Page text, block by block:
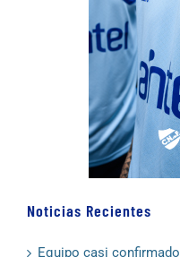
Noticias Recientes
Equipo casi confirmado